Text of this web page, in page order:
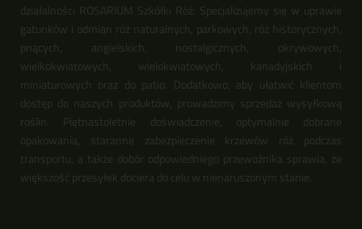
działalności ROSARIUM Szkółki Róż. Specjalizujemy się w uprawie
gatunków i odmian róż naturalnych, parkowych, róż historycznych,
pnących, angielskich, nostalgicznych, okrywowych,
wielkokwiatowych, wielokwiatowych, kanadyjskich i
miniaturowych oraz do patio. Dodatkowo, aby ułatwić klientom
dostęp do naszych produktów, prowadzimy sprzedaż wysyłkową
roślin. Piętnastoletnie doświadczenie, optymalnie dobrane
opakowania, staranne zabezpieczenie krzewów róż podczas
transportu, a także dobór odpowiedniego przewoźnika sprawia, że
większość przesyłek dociera do celu w nienaruszonym stanie.